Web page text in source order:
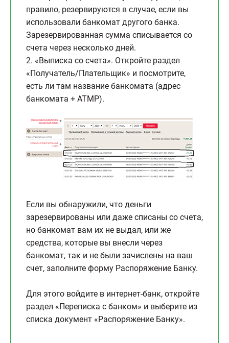
правило, резервируются в случае, если вы
использовали банкомат другого банка.
Зарезервированная сумма списывается со
счета через несколько дней.
2. «Выписка со счета». Откройте раздел
«Получатель/Плательщик» и посмотрите,
есть ли там название банкомата (адрес
банкомата + ATMP).
Если вы обнаружили, что деньги
зарезервированы или даже списаны со счета,
но банкомат вам их не выдал, или же
средства, которые вы внесли через
банкомат, так и не были зачислены на ваш
счет, заполните форму Распоряжение Банку.
Для этого войдите в интернет-банк, откройте
раздел «Переписка с банком» и выберите из
списка документ «Распоряжение Банку».